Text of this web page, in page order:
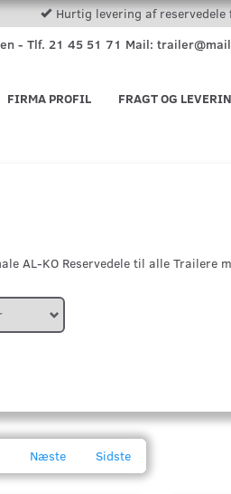
Hurtig levering af reservedele
- Tlf. 21 45 51 71 Mail:
FRAGT OG
FIRMA PROFIL
AL-KO Reservedele til alle Trailere
Næste Sidste